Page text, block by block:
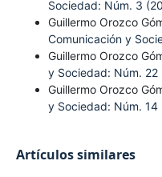
Sociedad: Núm. 3
Guillermo Orozco
Comunicación y
Guillermo Orozco
y Sociedad: Núm. 22
Guillermo Orozco
y Sociedad: Núm. 14
Artículos similares